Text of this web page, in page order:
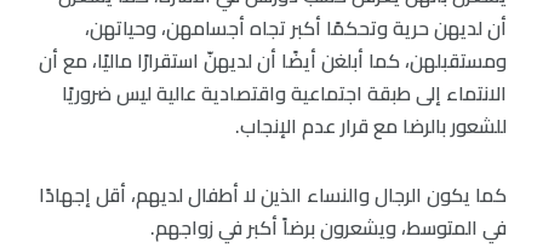
أن لديهن حرية وتحكمًا أكبر تجاه أجسامهن، وحياتهن،
ومستقبلهن، كما أبلغن أيضًا أن لديهنّ استقرارًا ماليًا، مع أن
الانتماء إلى طبقة اجتماعية واقتصادية عالية ليس ضروريًا
للشعور بالرضا مع قرار عدم الإنجاب.
كما يكون الرجال والنساء الذين لا أطفال لديهم، أقل إجهادًا
في المتوسط، ويشعرون برضاً أكبر في زواجهم.